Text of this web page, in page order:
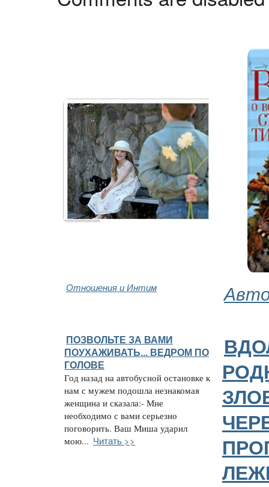
Отношения и Интим
ПОЗВОЛЬТЕ ЗА ВАМИ
ПОУХАЖИВАТЬ... ВЕДРОМ ПО
ГОЛОВЕ
Год назад на автобусной остановке к
нам с мужем подошла незнакомая
женщина и сказала:- Мне
необходимо с вами серьезно
поговорить. Ваш Миша ударил
мою... Читать >>